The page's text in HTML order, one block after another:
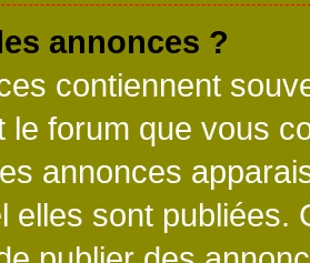
annonces ?
contiennent
le forum que vous
annonces
elles sont publiées.